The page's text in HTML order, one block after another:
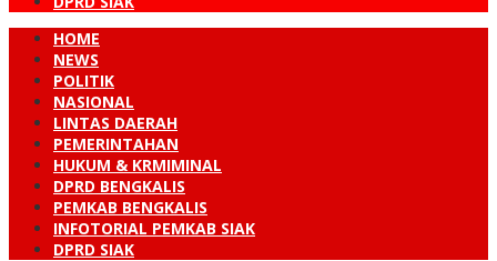
HOME
NEWS
POLITIK
NASIONAL
LINTAS DAERAH
PEMERINTAHAN
HUKUM & KRMIMINAL
DPRD BENGKALIS
PEMKAB BENGKALIS
INFOTORIAL PEMKAB SIAK
DPRD SIAK